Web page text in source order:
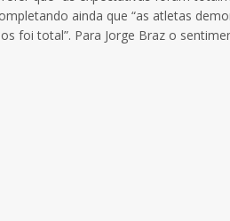
ainda que “as atletas
foi total”. Para Jorge Braz o